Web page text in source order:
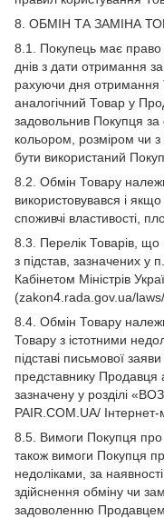
8. ОБМІН ТА ЗАМІНА
8.1. Покупець має
днів з дати отримання
рахуючи дня отримання
аналогічний Товар у
задовольнив Покупця
кольором, розміром чи
бути використаний
8.2. Обмін Товару
використовувався і
споживчі властивості,
8.3. Перелік Товарів,
з підстав, зазначених у
Кабінетом Міністрів
(zakon4.rada.gov.ua/
8.4. Обмін Товару
Товару з істотними
підставі письмової
представнику Продавця
зазначену у розділі
PAIR.COM.UA/
8.5. Вимоги Покупця про
також вимоги Покупця
недоліками, за
здійснення обміну чи
задоволенню